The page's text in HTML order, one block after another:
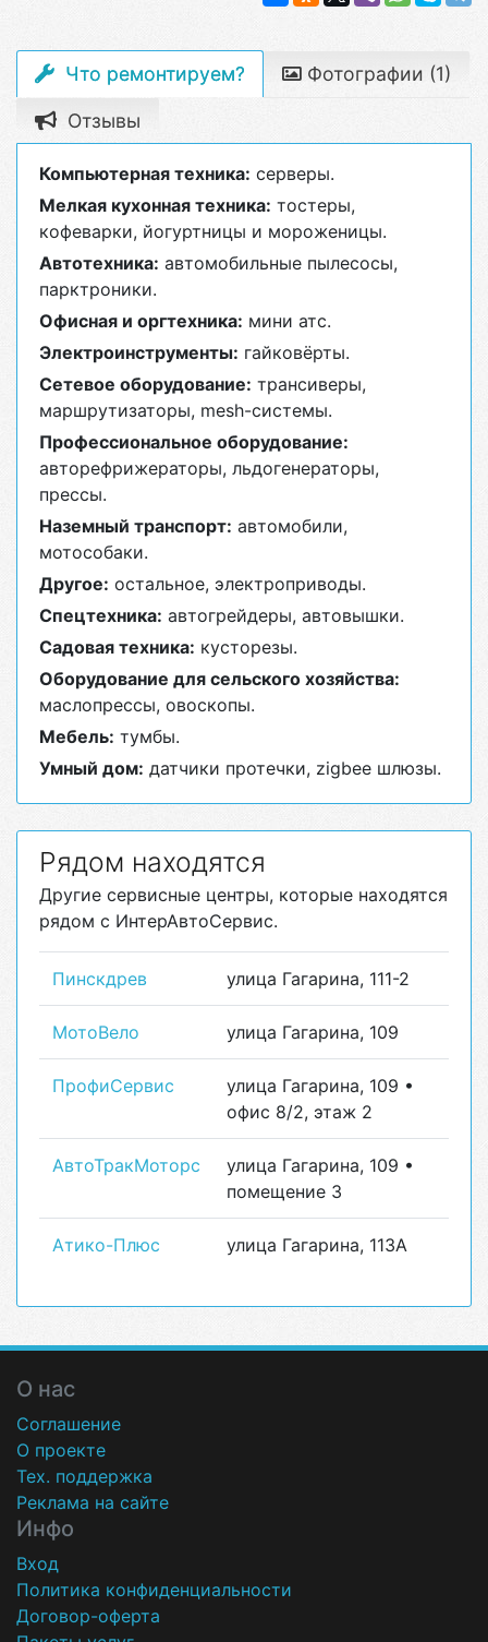
Что ремонтируем? Фотографии (1)
Отзывы
Компьютерная техника: серверы.
Мелкая кухонная техника: тостеры,
кофеварки, йогуртницы и мороженицы.
Автотехника: автомобильные пылесосы,
парктроники.
Офисная и оргтехника: мини атс.
Электроинструменты: гайковёрты.
Сетевое оборудование: трансиверы,
маршрутизаторы, mesh-системы.
Профессиональное оборудование:
авторефрижераторы, льдогенераторы,
прессы.
Наземный транспорт: автомобили,
мотособаки.
Другое: остальное, электроприводы.
Спецтехника: автогрейдеры, автовышки.
Садовая техника: кусторезы.
Оборудование для сельского хозяйства:
маслопрессы, овоскопы.
Мебель: тумбы.
Умный дом: датчики протечки, zigbee шлюзы.
Рядом находятся
Другие сервисные центры, которые находятся
рядом с ИнтерАвтоСервис.
Пинскдрев улица Гагарина, 111-2
МотоВело улица Гагарина, 109
ПрофиСервис
улица Гагарина, 109 •
офис 8/2, этаж 2
АвтоТракМоторс
улица Гагарина, 109 •
помещение 3
Атико-Плюс улица Гагарина, 113А
О нас
Соглашение
О проекте
Тех. поддержка
Реклама на сайте
Инфо
Вход
Политика конфиденциальности
Договор-оферта